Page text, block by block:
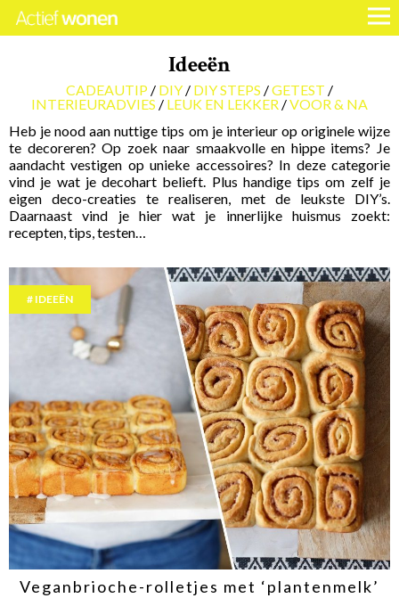
Ideeën
CADEAUTIP DIY DIY STEPS
GETEST
INTERIEURADVIES
LEUK EN LEKKER
VOOR & NA
Heb je nood aan nuttige tips om je interieur op originele wijze
te decoreren? Op zoek naar smaakvolle en hippe items? Je
aandacht vestigen op unieke accessoires? In deze categorie
vind je wat je decohart belieft. Plus handige tips om zelf je
eigen deco-creaties te realiseren, met de leukste DIY’s.
Daarnaast vind je hier wat je innerlijke huismus zoekt:
recepten, tips, testen…
IDEEËN
Veganbrioche-rolletjes met ‘plantenmelk’